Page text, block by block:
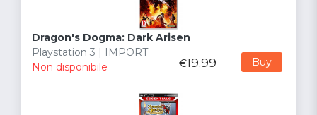
Dragon's Dogma: Dark Arisen
Playstation 3 | IMPORT
Non disponibile
€19.99 Buy